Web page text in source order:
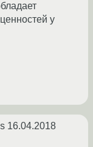
у
16.04.2018